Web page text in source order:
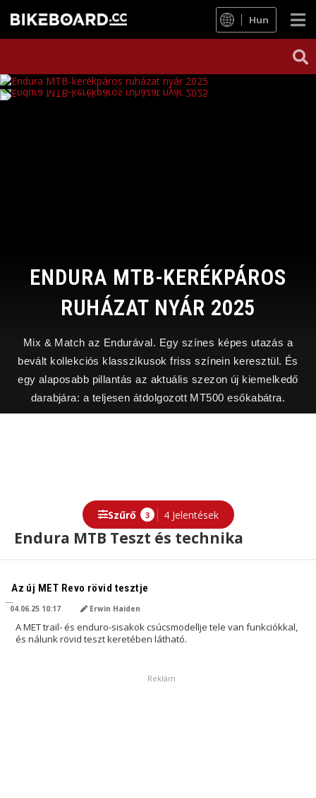
Hun
ENDURA MTB-KERÉKPÁROS
RUHÁZAT NYÁR 2025
Mix & Match az Endurával. Egy színes képes utazás a
bevált kollekciós klasszikusok friss színein keresztül. És
egy alaposabb pillantás az aktuális szezon új kiemelkedő
darabjára: a teljesen átdolgozott MT500 esőkabátra.
Endura MTB Teszt és technika
Szűrő 3 4 Jelentések
Az új MET Revo rövid tesztje
04.06.25 10:17 Erwin Haiden
A MET trail- és enduro-sisakok csúcsmodellje tele van funkciókkal,
és nálunk rövid teszt keretében látható.
Reklám